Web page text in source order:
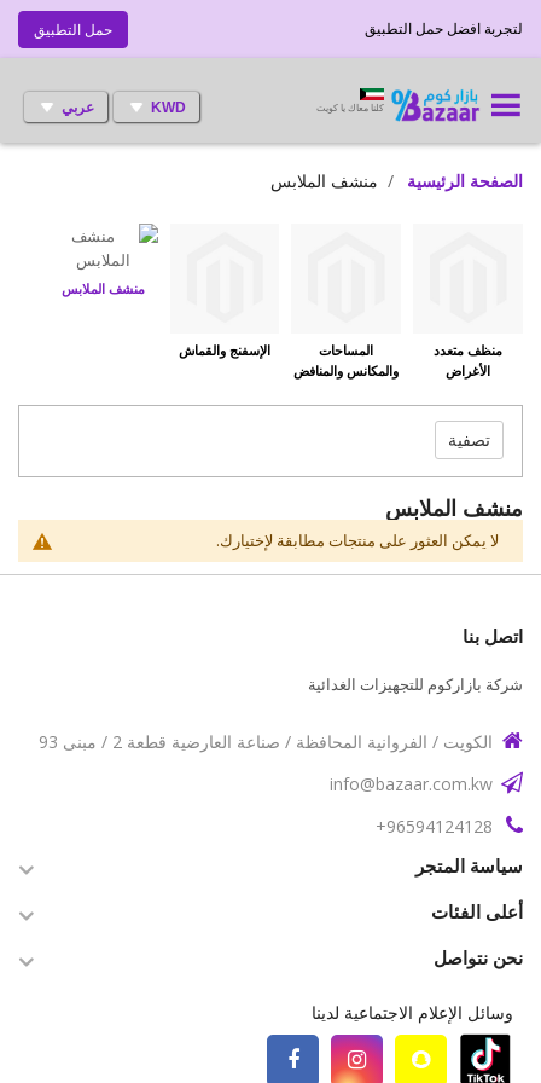
حمل التطبيق لتجربة افضل حمل التطبيق
KWD عربي كلنا معاك يا كويت
الصفحة الرئيسية منشف الملابس
منظف متعدد
الأغراض
المساحات
والمكانس والمنافض
الإسفنج والقماش
منشف الملابس
منشف الملابس
لا يمكن العثور على منتجات مطابقة لإختيارك.
تصفية
اتصل بنا
شركة بازاركوم للتجهيزات الغدائية
الكويت / الفروانية المحافظة / صناعة العارضية قطعة 2 / مبنى 93
info@bazaar.com.kw
96594124128+
سياسة المتجر
أعلى الفئات
نحن نتواصل
وسائل الإعلام الاجتماعية لدينا